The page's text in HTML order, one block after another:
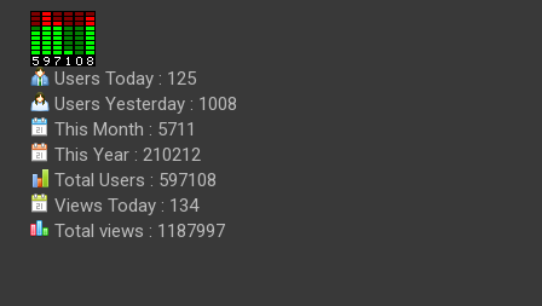
Users Today : 125
Users Yesterday : 1008
This Month : 5711
This Year : 210212
Total Users : 597108
Views Today : 134
Total views : 1187997